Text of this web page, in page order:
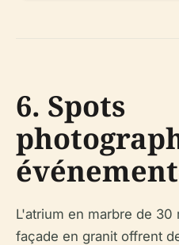
6. Spots
L'atrium en marbre de 30
façade en granit offrent